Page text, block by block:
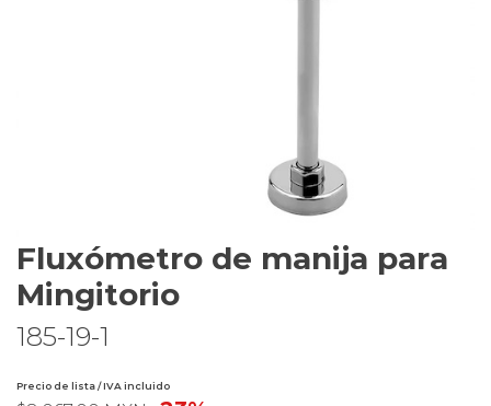
Fluxómetro de manija para
Mingitorio
185-19-1
Precio de lista / IVA incluido